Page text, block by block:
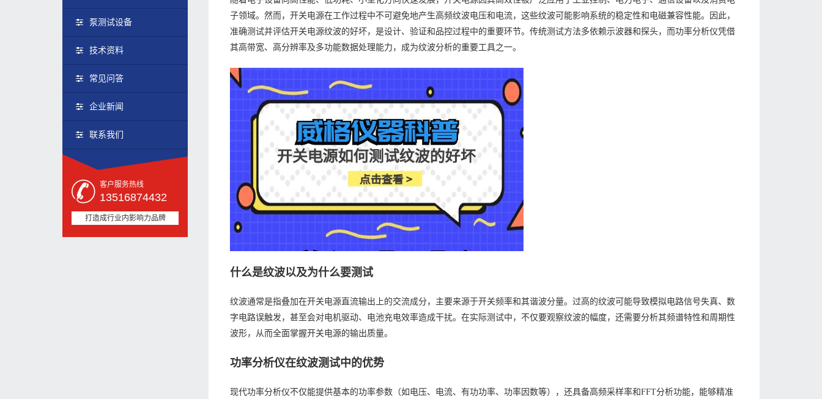
泵测试设备
技术资料
常见问答
企业新闻
联系我们
客户服务热线
13516874432
打造成行业内影响力品牌
子领域。然而，开关电源在工作过程中不可避免地产生高频纹波电压和电流，这些纹波可能影响系统的稳定性和电磁兼容性能。因此，
准确测试并评估开关电源纹波的好坏，是设计、验证和品控过程中的重要环节。传统测试方法多依赖示波器和探头，而功率分析仪凭借
其高带宽、高分辨率及多功能数据处理能力，成为纹波分析的重要工具之一。
什么是纹波以及为什么要测试
纹波通常是指叠加在开关电源直流输出上的交流成分，主要来源于开关频率和其谐波分量。过高的纹波可能导致模拟电路信号失真、数
字电路误触发，甚至会对电机驱动、电池充电效率造成干扰。在实际测试中，不仅要观察纹波的幅度，还需要分析其频谱特性和周期性
波形，从而全面掌握开关电源的输出质量。
功率分析仪在纹波测试中的优势
现代功率分析仪不仅能提供基本的功率参数（如电压、电流、有功功率、功率因数等），还具备高频采样率和FFT分析功能，能够精准